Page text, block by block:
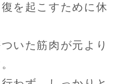
を起こすために休
いた筋肉が元より